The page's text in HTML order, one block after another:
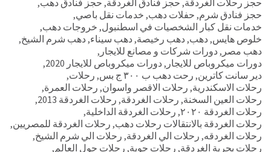
حجز رحلات الغردقة, حجز فنادق الغردقة, حجز فنادق دهب,
حجز فنادق شرم, حفلات دهب, خدمات نقل باصي,
خدمات نقل كبار الشخصيات في اسطنبول, خروجات دهب,
خلوص هايس,دهب,دهب رخيصة,دهب سيناء,دهب شرم الشيخ,
دهب مصر ,دورات شركات و مصانع للايجار ,
دورات ميكروباص للايجار ,دورات ميكروباص للايجار 2020
,
دير سانت كاترين, رحت دهب ب ٣٠٠ ج بس , رحلات,
رحلات الاسكندرية, رحلات الاقصر واسوان, رحلات العمرة,
رحلات العين السخنة, رحلات الغردقة, رحلات الغردقة 2013
,
رحلات الغردقة ٢٠٢٠
, رحلات الغردقة الداخلية,
رحلات الغردقة بالانتقالات رحلات دهب, رحلات الغردقة للمصريين,
رحلات الغردقه, رحلات الي الغردقة, رحلات الي شرم الشيخ,
رحلات بحرية الغردقة, رحلات جوية, رحلات حول العالم,